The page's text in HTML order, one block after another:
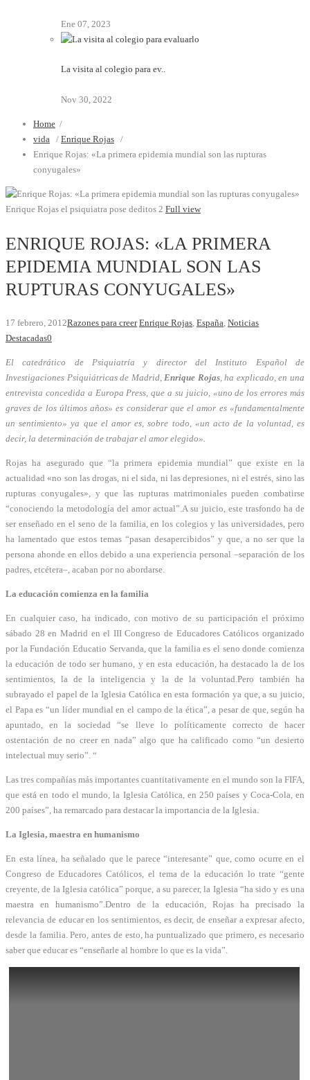
Ene 07, 2023
La visita al colegio para ev..
Nov 30, 2022
Home /
vida / Enrique Rojas /
Enrique Rojas: «La primera epidemia mundial son las rupturas
conyugales»
Enrique Rojas el psiquiatra pose deditos 2 Full view
ENRIQUE ROJAS: «LA PRIMERA
EPIDEMIA MUNDIAL SON LAS
RUPTURAS CONYUGALES»
17 febrero, 2012Razones para creer Enrique Rojas, España, Noticias
Destacadas0
El catedrático de Psiquiatría y director del Instituto Español de
Investigaciones Psiquiátricas de Madrid,Enrique Rojas, ha explicado, en una
entrevista concedida a Europa Press, que a su juicio, «uno de los errores más
graves de los últimos años» es considerar que el amor es «fundamentalmente
un sentimiento» ya que el amor es, sobre todo, «un acto de la voluntad, es
decir, la determinación de trabajar el amor elegido».
Rojas ha asegurado que “la primera epidemia mundial” que existe en la
actualidad «no son las drogas, ni el sida, ni las depresiones, ni el estrés, sino las
rupturas conyugales», y que las rupturas matrimoniales pueden combatirse
“conociendo la metodología del amor actual”.A su juicio, este trasfondo ha de
ser enseñado en el seno de la familia, en los colegios y las universidades, pero
ha lamentado que estos temas “pasan desapercibidos” y que, a no ser que la
persona ahonde en ellos debido a una experiencia personal –separación de los
padres, etcétera–, acaban por no abordarse.
La educación comienza en la familia
En cualquier caso, ha indicado, con motivo de su participación el próximo
sábado 28 en Madrid en el III Congreso de Educadores Católicos organizado
por la Fundación Educatio Servanda, que la familia es el seno donde comienza
la educación de todo ser humano, y en esta educación, ha destacado la de los
sentimientos, la de la inteligencia y la de la voluntad.Pero también ha
subrayado el papel de la Iglesia Católica en esta formación ya que, a su juicio,
el Papa es “un líder mundial en el campo de la ética”, a pesar de que, según ha
apuntado, en la sociedad “se lleve lo políticamente correcto de hacer
ostentación de no creer en nada” algo que ha calificado como “un desierto
intelectual muy serio”. “
Las tres compañías más importantes cuantitativamente en el mundo son la FIFA,
que está en todo el mundo, la Iglesia Católica, en 250 países y Coca-Cola, en
200 países”, ha remarcado para destacar la importancia de la Iglesia.
La Iglesia, maestra en humanismo
En esta línea, ha señalado que le parece “interesante” que, como ocurre en el
Congreso de Educadores Católicos, el tema de la educación lo trate “gente
creyente, de la Iglesia católica” porque, a su parecer, la Iglesia “ha sido y es una
maestra en humanismo”.Dentro de la educación, Rojas ha precisado la
relevancia de educar en los sentimientos, es decir, de enseñar a expresar afecto,
desde la familia. Pero, antes de esto, ha puntualizado que primero, es necesario
saber que educar es “enseñarle al hombre lo que es la vida”.